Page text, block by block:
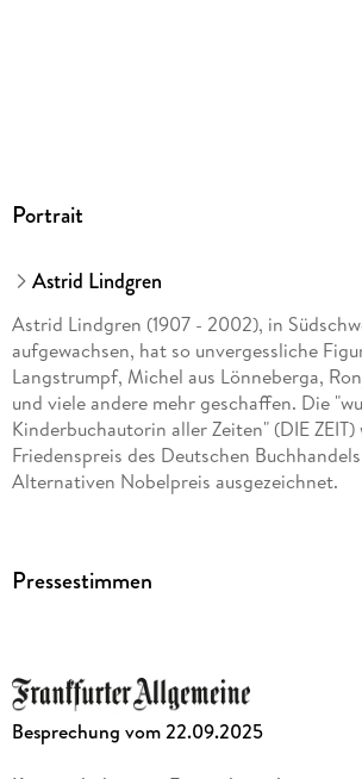
Portrait
Astrid Lindgren
Astrid Lindgren (1907 - 2002), in
aufgewachsen, hat so unvergessliche
Langstrumpf, Michel aus Lönneberga,
und viele andere mehr geschaffen. Die
Kinderbuchautorin aller Zeiten" (DIE
Friedenspreis des Deutschen
Alternativen Nobelpreis ausgezeichnet.
und arbeitet seit 1994 als freie Künstlerin.
Klassiker von Astrid Lindgren neu, macht
"Kinder aus dem Möwenweg" sichtbar und
Geschichten - mit großem Erfolg und zum
Pressestimmen
Besprechung vom 22.09.2025